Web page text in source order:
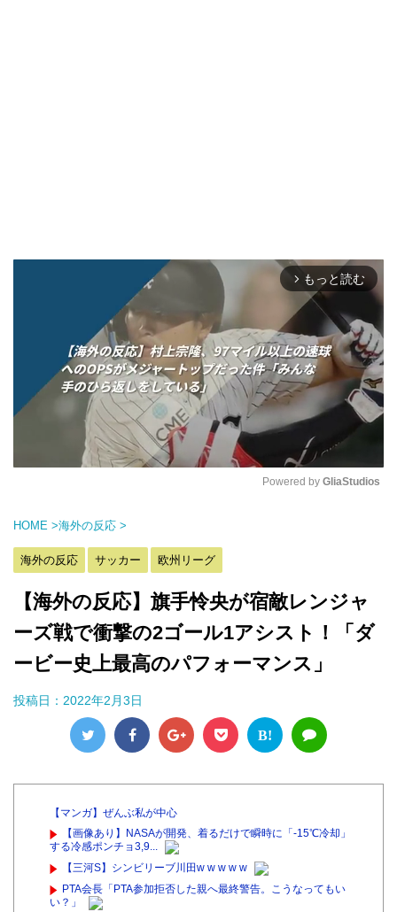
arrow_forward_ios もっと読む
Powered by GliaStudios
HOME >海外の反応 >
海外の反応 サッカー 欧州リーグ
【海外の反応】旗手怜央が宿敵レンジャ
ーズ戦で衝撃の2ゴール1アシスト！「ダ
ービー史上最高のパフォーマンス」
投稿日： 2022年2月3日
B!
【マンガ】ぜんぶ私が中心
【画像あり】NASAが開発、着るだけで瞬時に「-15℃冷却」
する冷感ポンチョ3,9...
【三河S】シンビリーブ川田w w w w w
PTA会長「PTA参加拒否した親へ最終警告。こうなってもい
い？」